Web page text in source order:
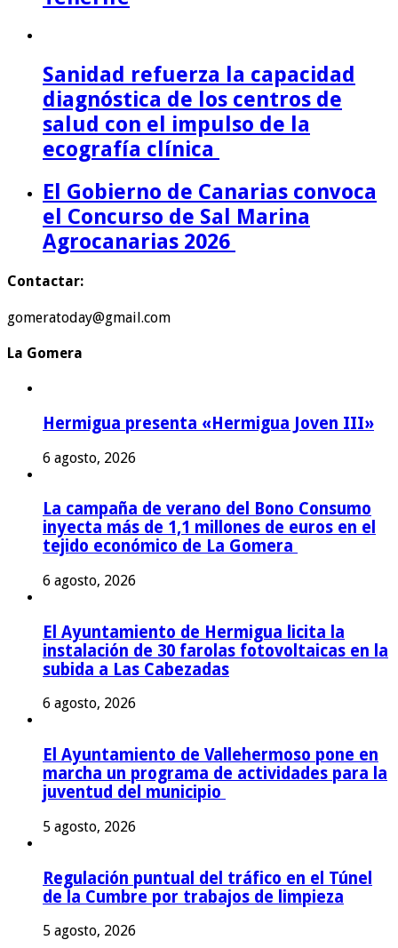
Sanidad refuerza la capacidad
diagnóstica de los centros de
salud con el impulso de la
ecografía clínica
El Gobierno de Canarias convoca
el Concurso de Sal Marina
Agrocanarias 2026
Contactar:
gomeratoday@gmail.com
La Gomera
Hermigua presenta «Hermigua Joven III»
6 agosto, 2026
La campaña de verano del Bono Consumo
inyecta más de 1,1 millones de euros en el
tejido económico de La Gomera
6 agosto, 2026
El Ayuntamiento de Hermigua licita la
instalación de 30 farolas fotovoltaicas en la
subida a Las Cabezadas
6 agosto, 2026
El Ayuntamiento de Vallehermoso pone en
marcha un programa de actividades para la
juventud del municipio
5 agosto, 2026
Regulación puntual del tráfico en el Túnel
de la Cumbre por trabajos de limpieza
5 agosto, 2026